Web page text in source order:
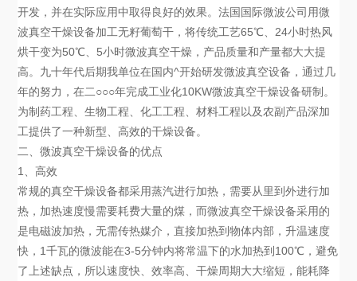
开发，并在实际应用中取得良好的效果。法国国际微波公司用微
波真空干燥设备加工无籽葡萄干，将传统工艺65℃、24小时热风
烘干变为50℃、5小时微波真空干燥，产品质量和产量都大大提
高。九十年代后期我单位在国内^开始研发微波真空设备，通过几
年的努力，在二○○○年完成工业化10KW微波真空干燥设备研制。
为制药工程、生物工程、化工工程、材料工程以及农副产品深加
工提供了一种新型、高效的干燥设备。
二、微波真空干燥设备的优点
1、高效
常规的真空干燥设备都采用蒸汽进行加热，需要从里到外进行加
热，加热速度慢需要耗费大量的煤，而微波真空干燥设备采用的
是电磁波加热，无需传热媒介，直接加热到物体内部，升温速度
快，1千瓦的微波能在3-5分钟内将常温下的水加热到100℃，避免
了上述缺点，所以速度快、效率高、干燥周期大大缩短，能耗降